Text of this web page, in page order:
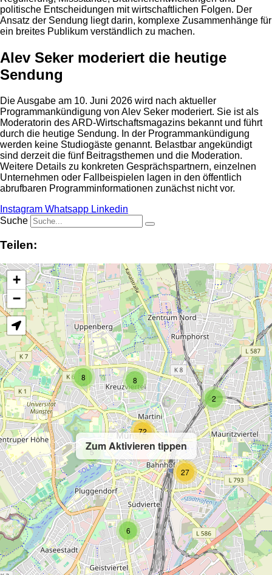
politische Entscheidungen mit wirtschaftlichen Folgen. Der
Ansatz der Sendung liegt darin, komplexe Zusammenhänge für
ein breites Publikum verständlich zu machen.
Alev Seker moderiert die heutige
Sendung
Die Ausgabe am 10. Juni 2026 wird nach aktueller
Programmankündigung von Alev Seker moderiert. Sie ist als
Moderatorin des ARD-Wirtschaftsmagazins bekannt und führt
durch die heutige Sendung. In der Programmankündigung
werden keine Studiogäste genannt. Belastbar angekündigt
sind derzeit die fünf Beitragsthemen und die Moderation.
Weitere Details zu konkreten Gesprächspartnern, einzelnen
Unternehmen oder Fallbeispielen lagen in den öffentlich
abrufbaren Programminformationen zunächst nicht vor.
Instagram Whatsapp Linkedin
Suche
Teilen:
Zum Aktivieren tippen
2
8
6
8
27
5
72
+
−